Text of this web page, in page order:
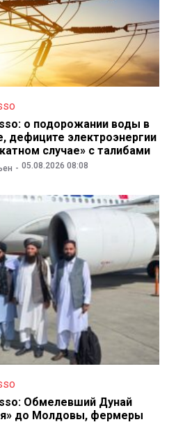
о подорожании воды в
дефиците электроэнергии
случае» с талибами
05.08.2026 08:08
Обмелевший Дунай
до Молдовы, фермеры